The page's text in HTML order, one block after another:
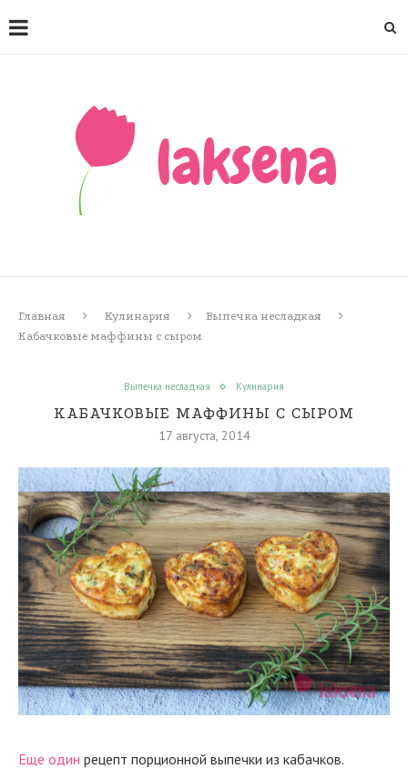
Главная Кулинария
Выпечка несладкая
Кабачковые маффины с сыром
Выпечка несладкая Кулинария
КАБАЧКОВЫЕ МАФФИНЫ С СЫРОМ
17 августа, 2014
Еще один рецепт порционной выпечки из кабачков.